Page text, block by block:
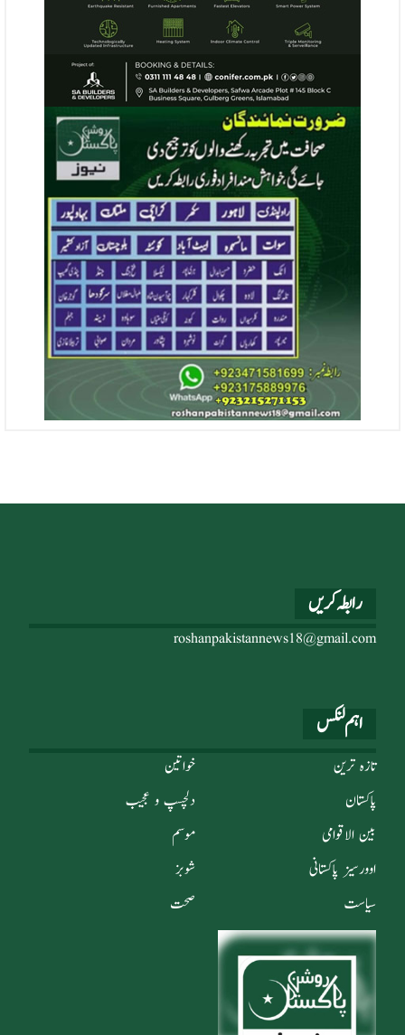
اہم لنکس
خواتین
دلچسپ و عجیب
موسم
شوبز
صحت
تازہ ترین
پاکستان
بین الاقوامی
اوورسیز پاکستانی
سیاست
رابطہ کریں
roshanpakistannews18@gmail.com